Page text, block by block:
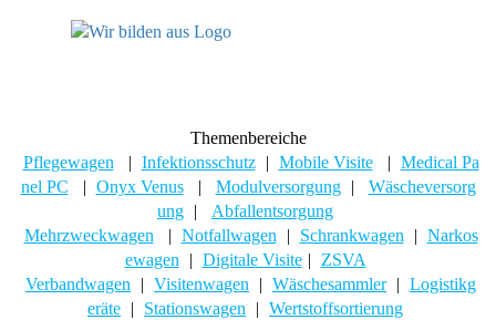
Themenbereiche
Pflegewagen
Infektionsschutz Mobile Visite
Medical Pa
nel PC
Onyx Venus Modulversorgung
Wäscheversorg
ung
Abfallentsorgung
Mehrzweckwagen
Notfallwagen Schrankwagen
Narkos
ewagen
Digitale Visite
ZSVA
Verbandwagen
Visitenwagen Wäschesammler
Logistikg
eräte
Stationswagen Wertstoffsortierung